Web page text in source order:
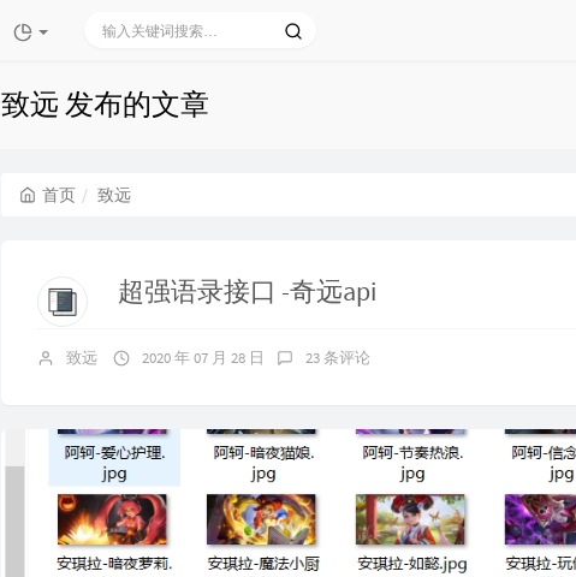
致远 发布的文章
首页 致远
超强语录接口 -奇远api
致远 2020 年 07 月 28 日 23 条评论